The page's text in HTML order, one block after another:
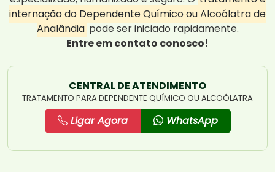
internação do Dependente Químico ou Alcoólatra de
Analândia pode ser iniciado rapidamente.
Entre em contato conosco!
CENTRAL DE ATENDIMENTO
TRATAMENTO PARA DEPENDENTE QUÍMICO OU ALCOÓLATRA
Ligar Agora WhatsApp